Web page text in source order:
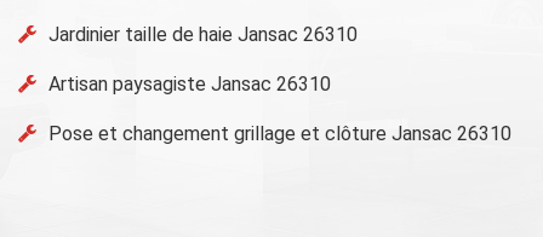
Jardinier taille de haie Jansac 26310
Artisan paysagiste Jansac 26310
Pose et changement grillage et clôture Jansac 26310